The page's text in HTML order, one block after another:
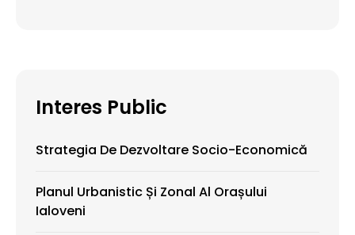
Interes Public
Strategia De Dezvoltare Socio-Economică
Planul Urbanistic Și Zonal Al Orașului
Ialoveni